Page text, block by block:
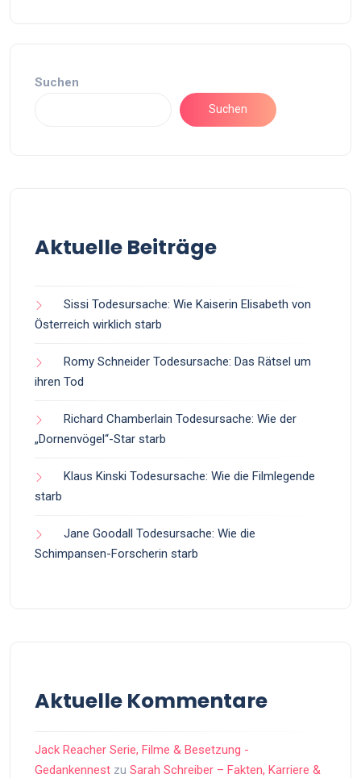
Suchen
Suchen
Aktuelle Beiträge
Sissi Todesursache: Wie Kaiserin Elisabeth von
Österreich wirklich starb
Romy Schneider Todesursache: Das Rätsel um
ihren Tod
Richard Chamberlain Todesursache: Wie der
„Dornenvögel“-Star starb
Klaus Kinski Todesursache: Wie die Filmlegende
starb
Jane Goodall Todesursache: Wie die
Schimpansen-Forscherin starb
Aktuelle Kommentare
Jack Reacher Serie, Filme & Besetzung -
Gedankennest zu Sarah Schreiber – Fakten, Karriere &